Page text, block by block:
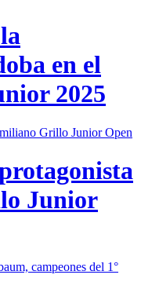
en el
2025
Junior